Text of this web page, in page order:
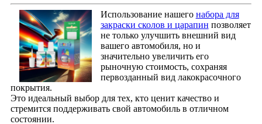
Использование нашего набора для
закраски сколов и царапин позволяет
не только улучшить внешний вид
вашего автомобиля, но и
значительно увеличить его
рыночную стоимость, сохраняя
первозданный вид лакокрасочного
покрытия.
Это идеальный выбор для тех, кто ценит качество и
стремится поддерживать свой автомобиль в отличном
состоянии.